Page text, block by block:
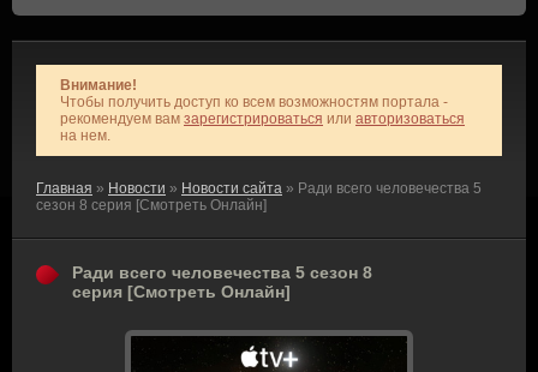
Внимание!
Чтобы получить доступ ко всем возможностям портала -
рекомендуем вам зарегистрироваться или авторизоваться
на нем.
Главная » Новости » Новости сайта » Ради всего человечества 5
сезон 8 серия [Смотреть Онлайн]
Ради всего человечества 5 сезон 8
серия [Смотреть Онлайн]